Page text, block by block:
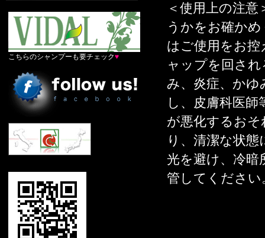
こちらのシャンプーも要チェック♥
＜使用上の注
うかをお確か
はご使用をお
ャップを回さ
み、炎症、か
し、皮膚科医
が悪化するお
り、清潔な状
光を避け、冷暗
管してください